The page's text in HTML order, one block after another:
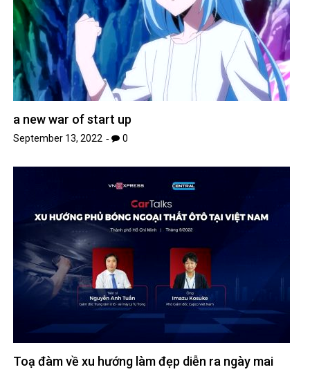
a new war of start up
September 13, 2022 0
Toạ đàm về xu hướng làm đẹp diễn ra ngày mai